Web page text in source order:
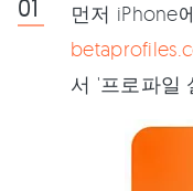
먼저 iPhone
서 '프로파일